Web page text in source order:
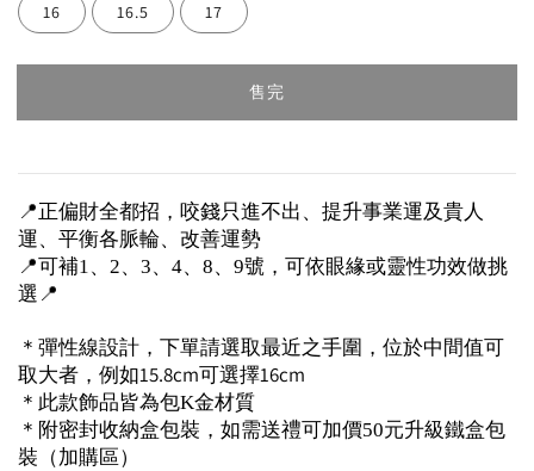
16 16.5 17
售完
📍正偏財全都招，咬錢只進不出、提升事業運及貴人
運、平衡各脈輪、改善運勢
📍可補1、2、3、4、8、9號，可依眼緣或靈性功效做挑
選📍
＊彈性線設計，下單請選取最近之手圍，位於中間值可
取大者，例如15.8cm可選擇16cm
＊此款飾品皆為包K金材質
＊附密封收納盒包裝，如需送禮可加價50元升級鐵盒包
裝（加購區）